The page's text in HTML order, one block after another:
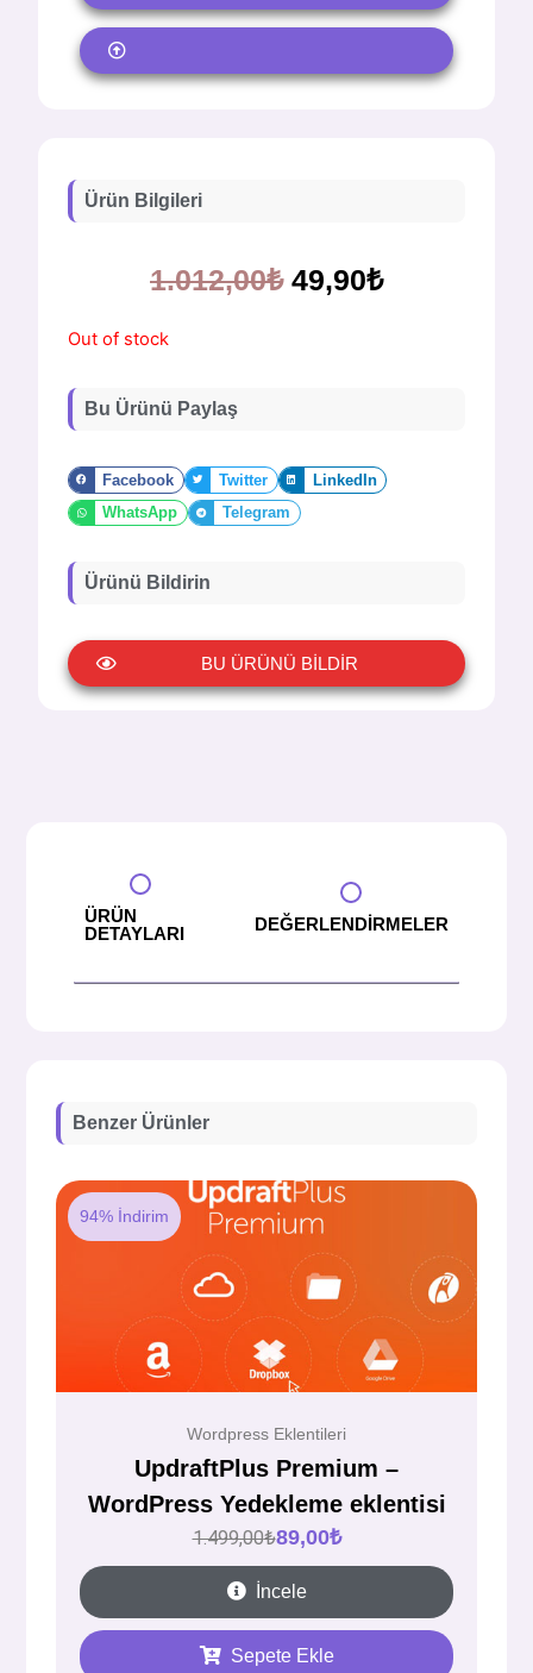
Ürün Bilgileri
1.012,00₺ 49,90₺
Out of stock
Bu Ürünü Paylaş
Facebook Twitter
LinkedIn
WhatsApp
Telegram
Ürünü Bildirin
BU ÜRÜNÜ BİLDİR
ÜRÜN
DETAYLARI
DEĞERLENDİRMELER
Benzer Ürünler
94% İndirim
Wordpress Eklentileri
UpdraftPlus Premium –
WordPress Yedekleme eklentisi
1.499,00₺89,00₺
İncele
Sepete Ekle